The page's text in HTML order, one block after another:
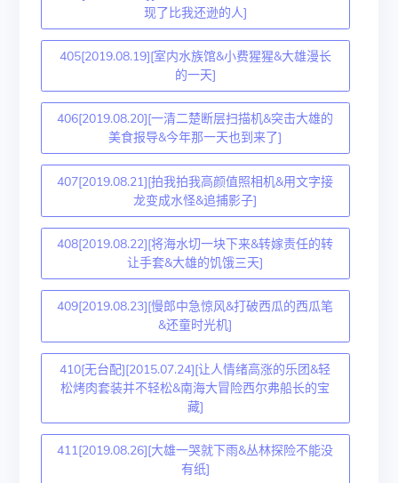
现了比我还逊的人]
405[2019.08.19][室内水族馆&小费猩猩&大雄漫长
的一天]
406[2019.08.20][一清二楚断层扫描机&突击大雄的
美食报导&今年那一天也到来了]
407[2019.08.21][拍我拍我高颜值照相机&用文字接
龙变成水怪&追捕影子]
408[2019.08.22][将海水切一块下来&转嫁责任的转
让手套&大雄的饥饿三天]
409[2019.08.23][慢郎中急惊风&打破西瓜的西瓜笔
&还童时光机]
410[无台配][2015.07.24][让人情绪高涨的乐团&轻
松烤肉套装并不轻松&南海大冒险西尔弗船长的宝
藏]
411[2019.08.26][大雄一哭就下雨&丛林探险不能没
有纸]